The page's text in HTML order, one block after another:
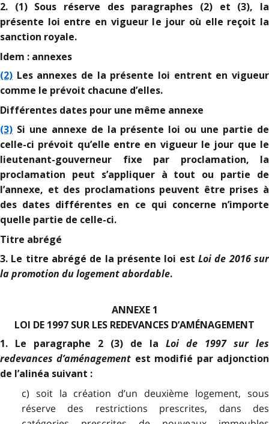
2. (1) Sous réserve des paragraphes (2) et (3), la
présente loi entre en vigueur le jour où elle reçoit la
sanction royale.
Idem : annexes
(2) Les annexes de la présente loi entrent en vigueur
comme le prévoit chacune d’elles.
Différentes dates pour une même annexe
(3) Si une annexe de la présente loi ou une partie de
celle-ci prévoit qu’elle entre en vigueur le jour que le
lieutenant-gouverneur fixe par proclamation, la
proclamation peut s’appliquer à tout ou partie de
l’annexe, et des proclamations peuvent être prises à
des dates différentes en ce qui concerne n’importe
quelle partie de celle-ci.
Titre abrégé
3. Le titre abrégé de la présente loi est Loi de 2016 sur
la promotion du logement abordable.
ANNEXE 1
LOI DE 1997 SUR LES REDEVANCES D’AMÉNAGEMENT
1. Le paragraphe 2 (3) de la Loi de 1997 sur les
redevances d’aménagement est modifié par adjonction
de l’alinéa suivant :
c) soit la création d’un deuxième logement, sous
réserve des restrictions prescrites, dans des